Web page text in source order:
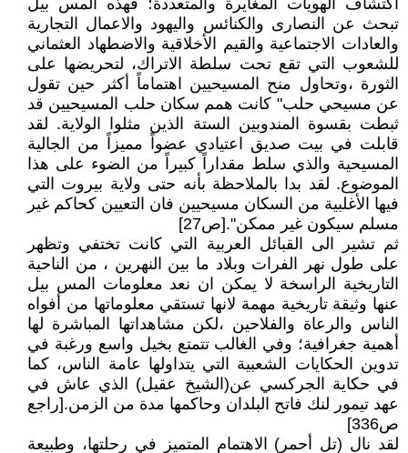
اكتشاف الهويات المغايرة والمتعددة؛ فهذه المس بيل
تبحث عن النصارى والكنائس واليهود والاعمال التجارية
والعادات الاجتماعية والقيم الأخلاقية والاضطهاد العثماني
للشعوب التي تقع تحت سلطة الاتراك، لتحريضها على
الثورة ،وتحاول منح المسيحيين اهتماماً أكثر حين تقول
عن مسيحي حلب" كانت همم سكان حلب المسيحيين قد
ثبطت بقسوة المندوبين الستة الذين مثلوا الولاية. لقد
قابلت في بيت صديق اعتيادي عضواً مميزاً من الجالية
المسيحية والذي سلط مقداراً كبيراً من الضوء على هذا
الموضوع. لقد بدا بالملاحظة بأنه حتى ولاية بيروت التي
فيها الأغلبية من السكان مسيحيين فان التعيين كحاكم غير
مسلم سيكون غير ممكن".[ص27]
ثم تشير الى القبائل العربية التي كانت تختفي وتظهر
على طول نهر الفرات وبلاد ما بين النهرين ، من الناحية
التاريخية الراسخة لا يمكن ان نعد معلومات المس بيل
عنها وثيقة تاريخية مهمة لانها تستقي معلوماتها من أفواه
الناس والرعاة والفلاحين ،لكن مشاهداتها المباشرة لها
أهمية جغرافية؛ وفي الغالب تتمتع بخيل واسع ورغبة في
تدوين الحكايات الشعبية التي يتداولها عامة الناس، كما
في حكاية الجركسي عن(الشيخ عقيل) الذي عاش في
عهد تيمور لنك فاتح البلدان وحاكمها مدة من الزمن.[راجع
ص336]
لقد نال (تل أحمر) الاهتمام المتميز في رحلتها، وطبيعة